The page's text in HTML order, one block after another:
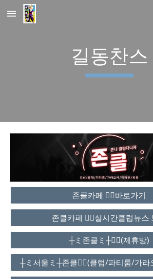
Skip to main content
길동찬스
존클카페 ❤️‍🔥바로가기
존클카페 ❤️‍🔥실시간클럽뉴스
┼ミ존클ミ┼❤️‍🔥(제휴방)
┼ミ서울ミ┼존클❤️‍🔥(클럽/파티룸/가라